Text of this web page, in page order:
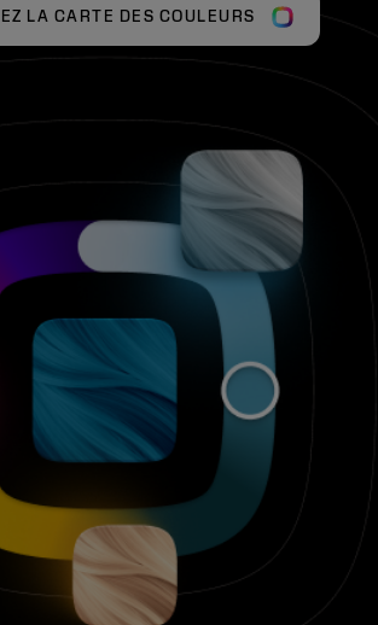
LA CARTE DES COULEURS